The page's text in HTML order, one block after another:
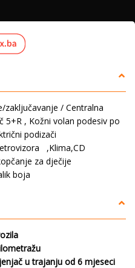
/ Centralna
5+R , Kožni volan podesiv po
podizači
,Klima,CD
za dječije
boja
u trajanju od 6 mjeseci